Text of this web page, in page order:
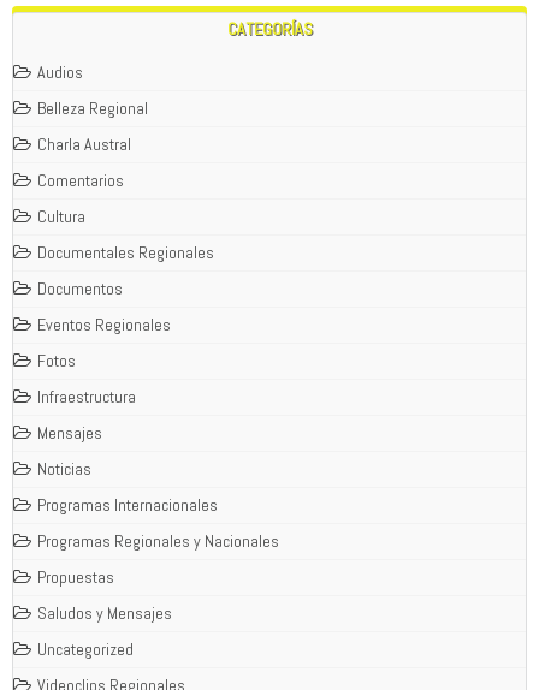
CATEGORÍAS
Audios
Belleza Regional
Charla Austral
Comentarios
Cultura
Documentales Regionales
Documentos
Eventos Regionales
Fotos
Infraestructura
Mensajes
Noticias
Programas Internacionales
Programas Regionales y Nacionales
Propuestas
Saludos y Mensajes
Uncategorized
Videoclips Regionales